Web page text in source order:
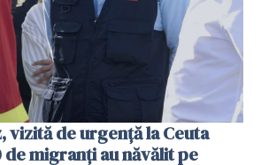
vizită de urgență la Ceuta
de migranți au năvălit pe